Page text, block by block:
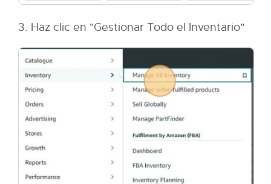
3. Haz clic en "Gestionar Todo el Inventario"